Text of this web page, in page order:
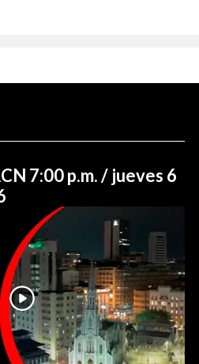
7:00 p.m. / jueves 6